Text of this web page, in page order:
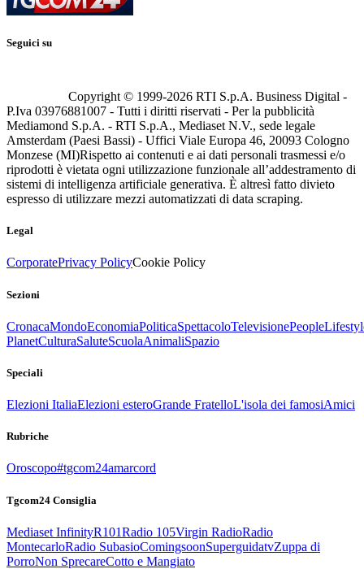
Seguici su
Copyright © 1999-2026 RTI S.p.A. Business Digital -
P.Iva 03976881007 - Tutti i diritti riservati - Per la pubblicità
Mediamond S.p.A. - RTI S.p.A., Mediaset N.V., sede legale
Amsterdam (Paesi Bassi) - Uffici Viale Europa 46, 20093 Cologno
Monzese (MI)Rispetto ai contenuti e ai dati personali trasmessi e/o
riprodotti è vietata ogni utilizzazione funzionale all’addestramento di
sistemi di intelligenza artificiale generativa. È altresì fatto divieto
espresso di utilizzare mezzi automatizzati di data scraping.
Legal
CorporatePrivacy PolicyCookie Policy
Sezioni
CronacaMondoEconomiaPoliticaSpettacoloTelevisionePeople
PlanetCulturaSaluteScuolaAnimaliSpazio
Speciali
Elezioni ItaliaElezioni esteroGrande FratelloL'isola dei famosiAmici
Rubriche
Oroscopo#tgcom24amarcord
Tgcom24 Consiglia
Mediaset InfinityR101Radio 105Virgin RadioRadio
MontecarloRadio SubasioComingsoonSuperguidatvZuppa di
PorroNon SprecareCotto e Mangiato